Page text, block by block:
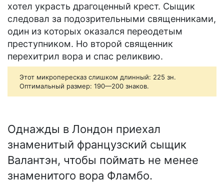
хотел украсть драгоценный крест. Сыщик
следовал за подозрительными священниками,
один из которых оказался переодетым
преступником. Но второй священник
перехитрил вора и спас реликвию.
Этот микропересказ слишком длинный: 225 зн.
Оптимальный размер: 190—200 знаков.
Однажды в Лондон приехал
знаменитый французский сыщик
Валантэн, чтобы поймать не менее
знаменитого вора Фламбо.